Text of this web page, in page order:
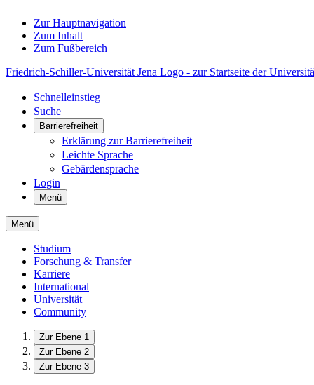
Zur Hauptnavigation
Zum Inhalt
Zum Fußbereich
Friedrich-Schiller-Universität Jena Logo - zur Startseite der
Schnelleinstieg
Suche
Barrierefreiheit
Erklärung zur Barrierefreiheit
Leichte Sprache
Gebärdensprache
Login
Menü
Menü
Studium
Forschung & Transfer
Karriere
International
Universität
Community
Zur Ebene 1
Zur Ebene 2
Zur Ebene 3